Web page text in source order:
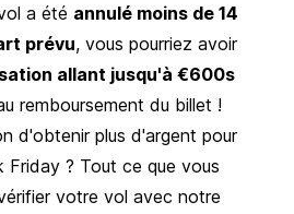
a été annulé moins de 14
prévu, vous pourriez avoir
allant jusqu'à €600s
remboursement du billet !
d'obtenir plus d'argent pour
? Tout ce que vous
votre vol avec notre